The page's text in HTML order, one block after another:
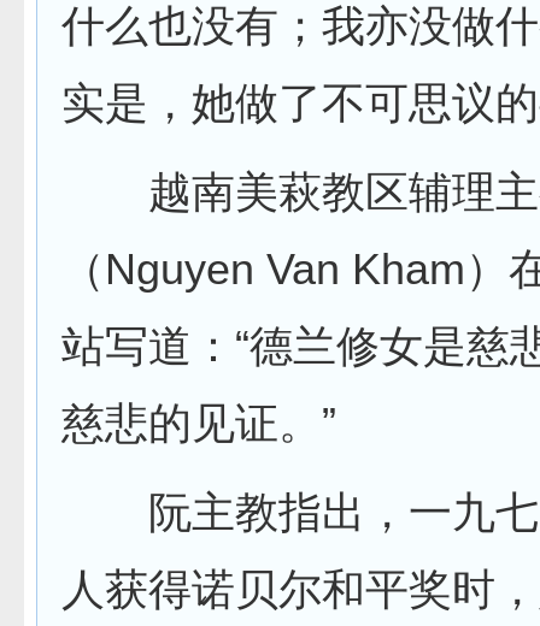
什么也没有；我亦没做
实是，她做了不可思议
越南美萩教区辅理主
（Nguyen Van Kham）
站写道：“德兰修女是慈
慈悲的见证。”
阮主教指出，一九七
人获得诺贝尔和平奖时